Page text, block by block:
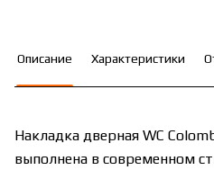
Описание Характеристики
Накладка дверная WC
выполнена в современном